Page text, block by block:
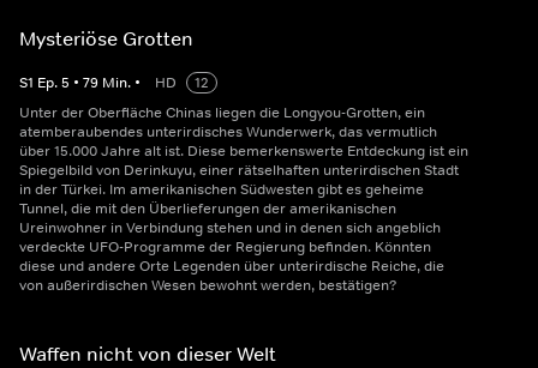
Mysteriöse Grotten
S1 Ep.5 • 79 Min. • HD
12
Unter der Oberfläche Chinas liegen die Longyou-Grotten, ein
atemberaubendes unterirdisches Wunderwerk, das vermutlich
über 15.000 Jahre alt ist. Diese bemerkenswerte Entdeckung ist ein
Spiegelbild von Derinkuyu, einer rätselhaften unterirdischen Stadt
in der Türkei. Im amerikanischen Südwesten gibt es geheime
Tunnel, die mit den Überlieferungen der amerikanischen
Ureinwohner in Verbindung stehen und in denen sich angeblich
verdeckte UFO-Programme der Regierung befinden. Könnten
diese und andere Orte Legenden über unterirdische Reiche, die
von außerirdischen Wesen bewohnt werden, bestätigen?
Waffen nicht von dieser Welt